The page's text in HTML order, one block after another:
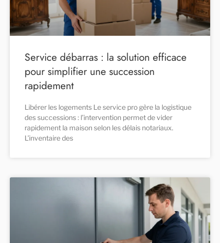
Service débarras : la solution efficace
pour simplifier une succession
rapidement
Libérer les logements Le service pro gère la logistique
des successions : l’intervention permet de vider
rapidement la maison selon les délais notariaux.
L’inventaire des